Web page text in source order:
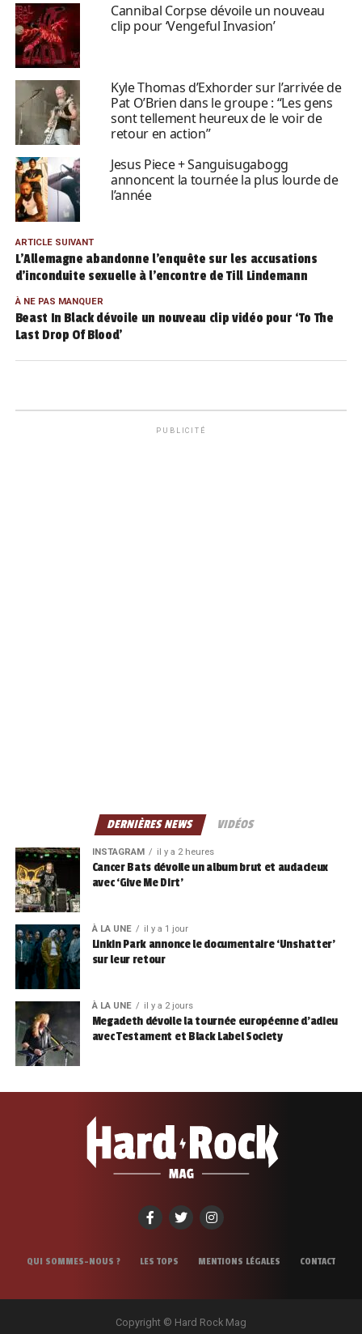
Cannibal Corpse dévoile un nouveau
clip pour ‘Vengeful Invasion’
Kyle Thomas d’Exhorder sur l’arrivée de
Pat O’Brien dans le groupe : “Les gens
sont tellement heureux de le voir de
retour en action”
Jesus Piece + Sanguisugabogg
annoncent la tournée la plus lourde de
l’année
ARTICLE SUIVANT
L’Allemagne abandonne l’enquête sur les accusations
d’inconduite sexuelle à l’encontre de Till Lindemann
À NE PAS MANQUER
Beast In Black dévoile un nouveau clip vidéo pour ‘To The
Last Drop Of Blood’
PUBLICITÉ
DERNIÈRES NEWS VIDÉOS
INSTAGRAM il y a 2 heures
Cancer Bats dévoile un album brut et audacieux
avec ‘Give Me Dirt’
À LA UNE il y a 1 jour
Linkin Park annonce le documentaire ‘Unshatter’
sur leur retour
À LA UNE il y a 2 jours
Megadeth dévoile la tournée européenne d’adieu
avec Testament et Black Label Society
QUI SOMMES-NOUS ? LES TOPS MENTIONS LÉGALES CONTACT
Copyright © Hard Rock Mag